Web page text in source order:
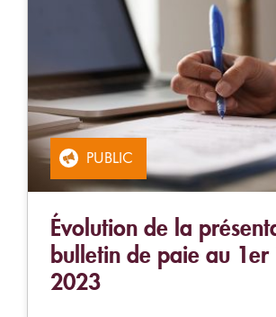
PUBLIC
Évolution de la
bulletin de paie au
2023